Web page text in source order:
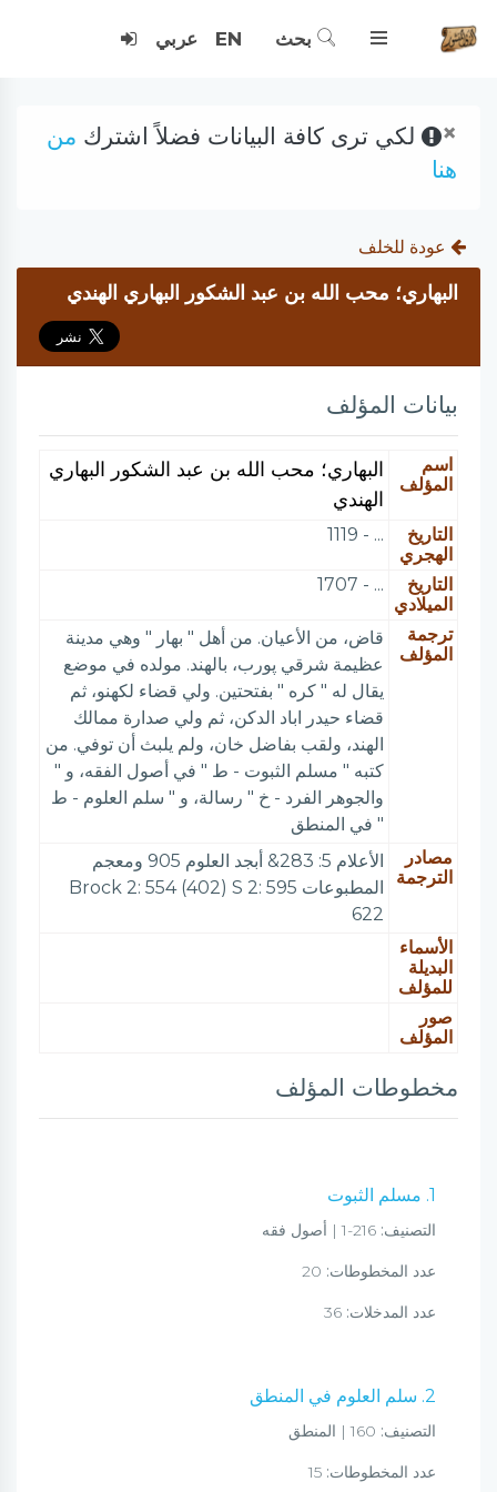
بحث EN عربي
× لكي ترى كافة البيانات فضلاً اشترك من
هنا
عودة للخلف
البهاري؛ محب الله بن عبد الشكور البهاري الهندي
بيانات المؤلف
اسم
المؤلف
البهاري؛ محب الله بن عبد الشكور البهاري
الهندي
التاريخ
الهجري
... - 1119
التاريخ
الميلادي
... - 1707
ترجمة
المؤلف
قاض، من الأعيان. من أهل " بهار " وهي مدينة
عظيمة شرقي پورب، بالهند. مولده في موضع
يقال له " كره " بفتحتين. ولي قضاء لكهنو، ثم
قضاء حيدر اباد الدكن، ثم ولي صدارة ممالك
الهند، ولقب بفاضل خان، ولم يلبث أن توفي. من
كتبه " مسلم الثبوت - ط " في أصول الفقه، و "
والجوهر الفرد - خ " رسالة، و " سلم العلوم - ط
" في المنطق
مصادر
الترجمة
الأعلام 5: 283& أبجد العلوم 905 ومعجم
المطبوعات 595 Brock 2: 554 (402) S 2:
622
الأسماء
البديلة
للمؤلف
صور
المؤلف
مخطوطات المؤلف
1. مسلم الثبوت
التصنيف:
عدد المخطوطات:
عدد المدخلات:
2. سلم العلوم في المنطق
التصنيف:
عدد المخطوطات: